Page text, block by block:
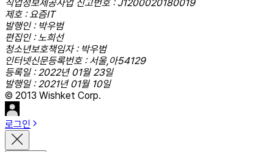
직업정보제공사업 신고번호 : J1200020180019
제호 : 요즘IT
발행인 : 박우범
편집인 : 노희선
청소년보호책임자 : 박우범
인터넷신문등록번호 : 서울,아54129
등록일 : 2022년 01월 23일
발행일 : 2021년 01월 10일
© 2013 Wishket Corp.
로그인